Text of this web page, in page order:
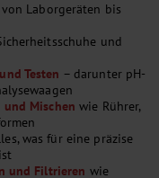
von Laborgeräten bis
und
Testen – darunter pH-
und Mischen wie Rührer,
was für eine präzise
und Filtrieren wie